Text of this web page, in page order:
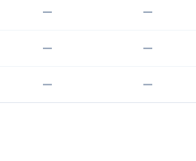
— —
— —
— —